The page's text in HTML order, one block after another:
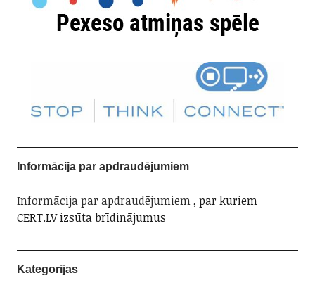
Informācija par apdraudējumiem
Informācija par apdraudējumiem, par kuriem
CERT.LV izsūta brīdinājumus
Kategorijas